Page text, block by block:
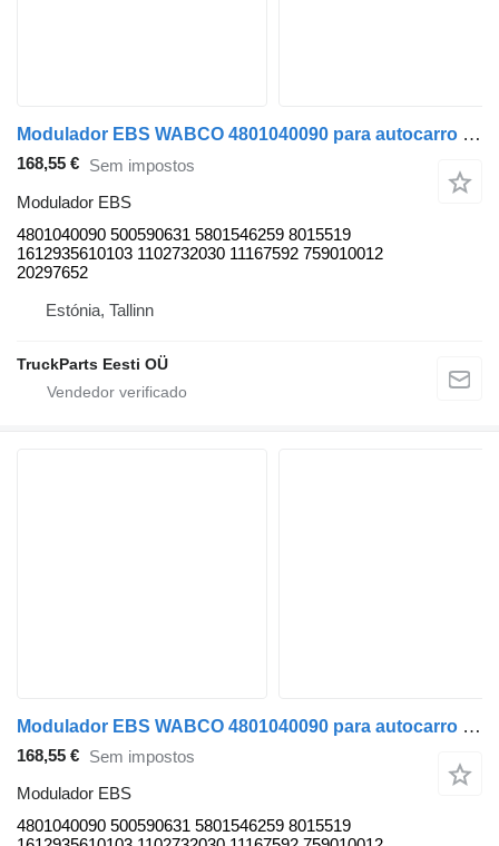
Modulador EBS WABCO 4801040090 para autocarro Solaris Urbino, Alpino, Vacanza (1999-)
168,55 € Sem impostos
Modulador EBS
4801040090 500590631 5801546259 8015519
1612935610103 1102732030 11167592 759010012
20297652
Estónia, Tallinn
TruckParts Eesti OÜ
Modulador EBS WABCO 4801040090 para autocarro Solaris Urbino, Alpino, Vacanza (1999-)
168,55 € Sem impostos
Modulador EBS
4801040090 500590631 5801546259 8015519